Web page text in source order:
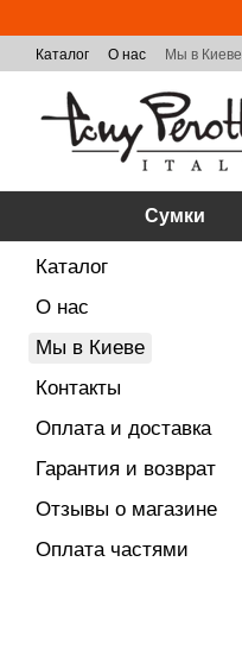
Каталог О нас Мы в Киеве
Сумки
Каталог
О нас
Мы в Киеве
Контакты
Оплата и доставка
Гарантия и возврат
Отзывы о магазине
Оплата частями